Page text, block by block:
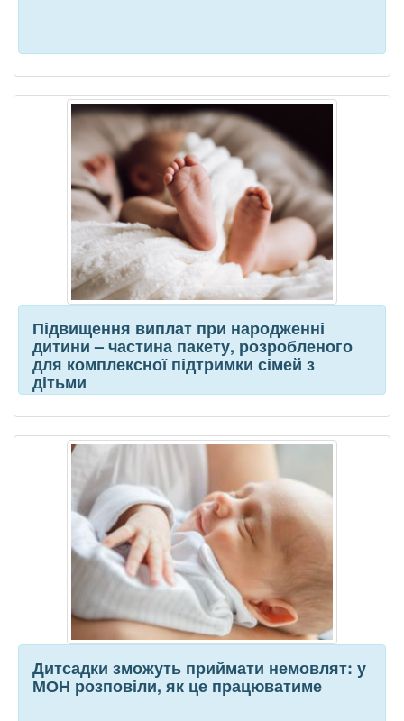
Підвищення виплат при народженні
дитини – частина пакету, розробленого
для комплексної підтримки сімей з
дітьми
Дитсадки зможуть приймати немовлят: у
МОН розповіли, як це працюватиме